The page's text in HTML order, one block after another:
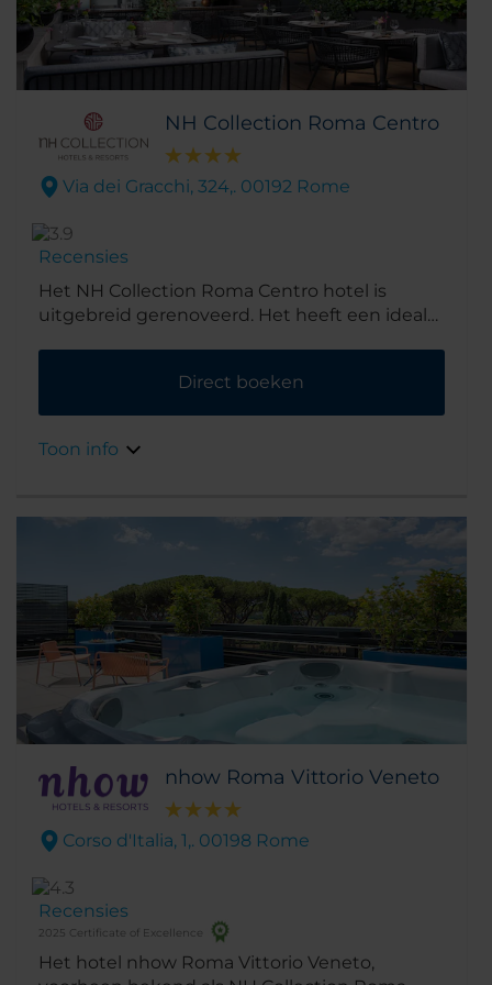
Colosseum, Circus Maximus en Palazzo del
Quirinale liggen op loopafstand.
NH Collection Roma Centro
Via dei Gracchi, 324,. 00192 Rome
Recensies
Het NH Collection Roma Centro hotel is
uitgebreid gerenoveerd. Het heeft een ideale
prachtige Engelenbrug, de Engelenburcht,
Piazza Navona, het Pantheon en het heeft
wijken zoals Trastevere. Door de locatie is het
Direct boeken
Toon info
nhow Roma Vittorio Veneto
Corso d'Italia, 1,. 00198 Rome
Recensies
2025 Certificate of Excellence
Het hotel nhow Roma Vittorio Veneto,